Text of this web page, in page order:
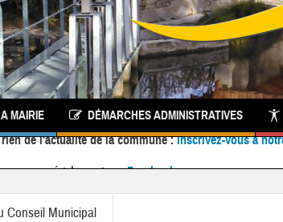
MAIRIE DÉMARCHES ADMINISTRATIVES
Conseil Municipal